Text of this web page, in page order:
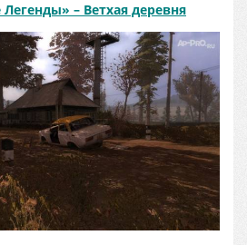
– Ветхая деревня